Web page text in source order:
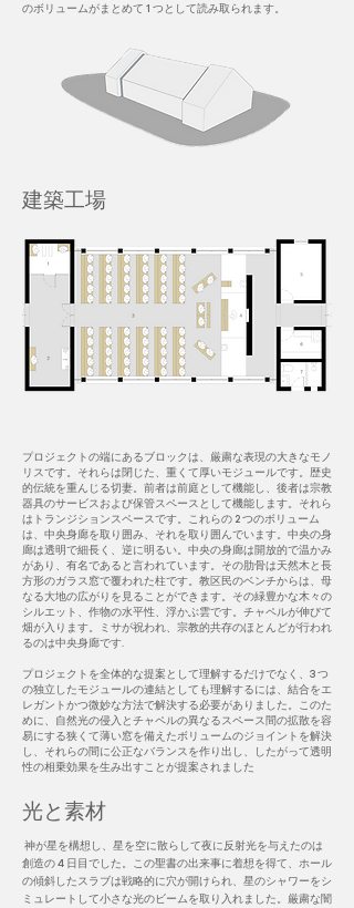
のボリュームがまとめて 1 つとして読み取られます。
建築工場
プロジェクトの端にあるブロックは、厳粛な表現の大きなモノ
リスです。それらは閉じた、重くて厚いモジュールです。歴史
的伝統を重んじる切妻。前者は前庭として機能し、後者は宗教
器具のサービスおよび保管スペースとして機能します。それら
はトランジションスペースです。これらの 2 つのボリューム
は、中央身廊を取り囲み、それを取り囲んでいます。中央の身
廊は透明で細長く、逆に明るい。中央の身廊は開放的で温かみ
があり、有名であると言われています。その肋骨は天然木と長
方形のガラス窓で覆われた柱です。教区民のベンチからは、母
なる大地の広がりを見ることができます。その緑豊かな木々の
シルエット、作物の水平性、浮かぶ雲です。チャペルが伸びて
畑が入ります。ミサが祝われ、宗教的共存のほとんどが行われ
るのは中央身廊です.
プロジェクトを全体的な提案として理解するだけでなく、3 つ
の独立したモジュールの連結としても理解するには、結合をエ
レガントかつ微妙な方法で解決する必要がありました。このた
めに、自然光の侵入とチャペルの異なるスペース間の拡散を容
易にする狭くて薄い窓を備えたボリュームのジョイントを解決
し、それらの間に公正なバランスを作り出し、したがって透明
性の相乗効果を生み出すことが提案されました
光と素材
神が星を構想し、星を空に散らして夜に反射光を与えたのは
創造の 4 日目でした。この聖書の出来事に着想を得て、ホール
の傾斜したスラブは戦略的に穴が開けられ、星のシャワーをシ
ミュレートして小さな光のビームを取り入れました。厳粛な闇